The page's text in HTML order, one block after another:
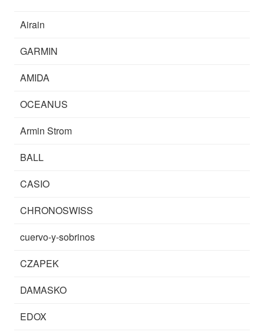
Airain
GARMIN
AMIDA
OCEANUS
Armin Strom
BALL
CASIO
CHRONOSWISS
cuervo-y-sobrinos
CZAPEK
DAMASKO
EDOX